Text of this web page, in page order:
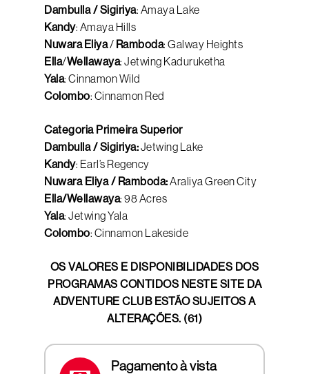
Dambulla / Sigiriya: Amaya Lake
Kandy: Amaya Hills
Nuwara Eliya/ Ramboda: Galway Heights
Ella/Wellawaya: Jetwing Kaduruketha
Yala: Cinnamon Wild
Colombo: Cinnamon Red
Categoria Primeira Superior
Dambulla / Sigiriya:Jetwing Lake
Kandy: Earl’s Regency
Nuwara Eliya / Ramboda:Araliya Green City
Ella/Wellawaya: 98 Acres
Yala: Jetwing Yala
Colombo: Cinnamon Lakeside
OS VALORES E DISPONIBILIDADES DOS
PROGRAMAS CONTIDOS NESTE SITE DA
ADVENTURE CLUB ESTÃO SUJEITOS A
ALTERAÇÕES. (61)
Pagamento à vista